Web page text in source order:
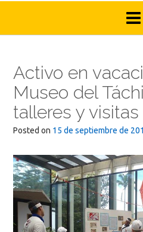
Activo en
Museo del
talleres y
Posted on 15 de septiembre de